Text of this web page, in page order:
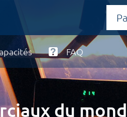
FAQ
du